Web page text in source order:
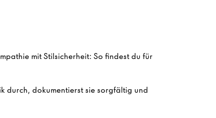
mit Stilsicherheit: So findest du für
durch, dokumentierst sie sorgfältig und